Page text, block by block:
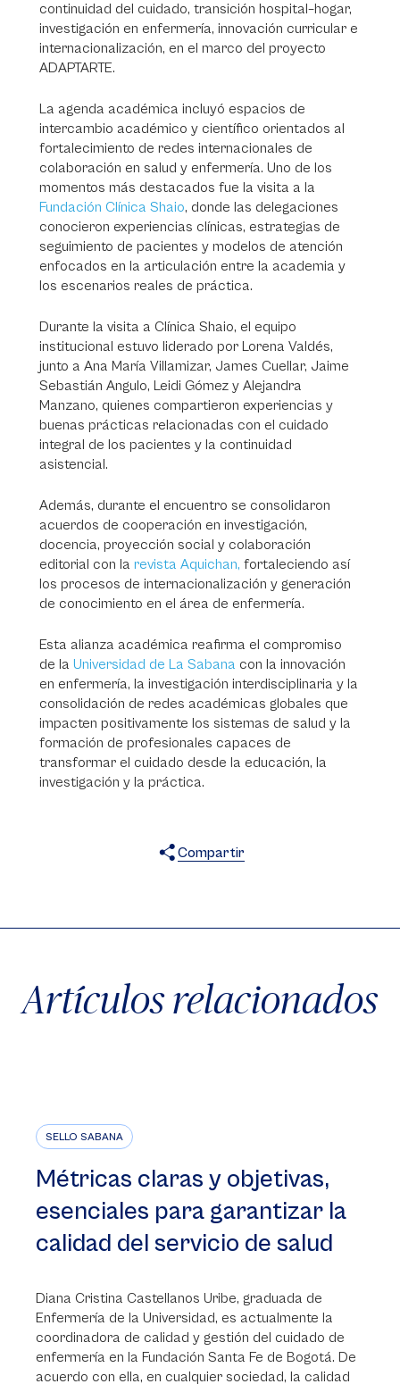
continuidad del cuidado, transición hospital–hogar,
investigación en enfermería, innovación curricular e
internacionalización, en el marco del proyecto
ADAPTARTE.
La agenda académica incluyó espacios de
intercambio académico y científico orientados al
fortalecimiento de redes internacionales de
colaboración en salud y enfermería. Uno de los
momentos más destacados fue la visita a la
Fundación Clínica Shaio, donde las delegaciones
conocieron experiencias clínicas, estrategias de
seguimiento de pacientes y modelos de atención
enfocados en la articulación entre la academia y
los escenarios reales de práctica.
Durante la visita a Clínica Shaio, el equipo
institucional estuvo liderado por Lorena Valdés,
junto a Ana María Villamizar, James Cuellar, Jaime
Sebastián Angulo, Leidi Gómez y Alejandra
Manzano, quienes compartieron experiencias y
buenas prácticas relacionadas con el cuidado
integral de los pacientes y la continuidad
asistencial.
Además, durante el encuentro se consolidaron
acuerdos de cooperación en investigación,
docencia, proyección social y colaboración
editorial con la revista Aquichan, fortaleciendo así
los procesos de internacionalización y generación
de conocimiento en el área de enfermería.
Esta alianza académica reafirma el compromiso
de la Universidad de La Sabana con la innovación
en enfermería, la investigación interdisciplinaria y la
consolidación de redes académicas globales que
impacten positivamente los sistemas de salud y la
formación de profesionales capaces de
transformar el cuidado desde la educación, la
investigación y la práctica.
Compartir
Artículos relacionados
SELLO SABANA
Métricas claras y objetivas,
esenciales para garantizar la
calidad del servicio de salud
Diana Cristina Castellanos Uribe, graduada de
Enfermería de la Universidad, es actualmente la
coordinadora de calidad y gestión del cuidado de
enfermería en la Fundación Santa Fe de Bogotá. De
acuerdo con ella, en cualquier sociedad, la calidad